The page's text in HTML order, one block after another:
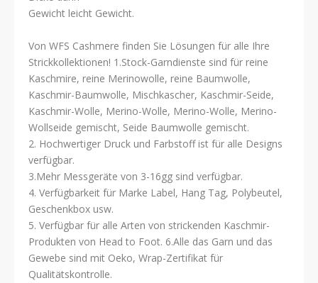
Gewicht leicht Gewicht.
Von WFS Cashmere finden Sie Lösungen für alle Ihre
Strickkollektionen! 1.Stock-Garndienste sind für reine
Kaschmire, reine Merinowolle, reine Baumwolle,
Kaschmir-Baumwolle, Mischkascher, Kaschmir-Seide,
Kaschmir-Wolle, Merino-Wolle, Merino-Wolle, Merino-
Wollseide gemischt, Seide Baumwolle gemischt.
2. Hochwertiger Druck und Farbstoff ist für alle Designs
verfügbar.
3.Mehr Messgeräte von 3-16gg sind verfügbar.
4. Verfügbarkeit für Marke Label, Hang Tag, Polybeutel,
Geschenkbox usw.
5. Verfügbar für alle Arten von strickenden Kaschmir-
Produkten von Head to Foot. 6.Alle das Garn und das
Gewebe sind mit Oeko, Wrap-Zertifikat für
Qualitätskontrolle.